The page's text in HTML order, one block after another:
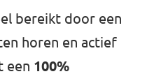
bereikt door een
horen en actief
een 100%